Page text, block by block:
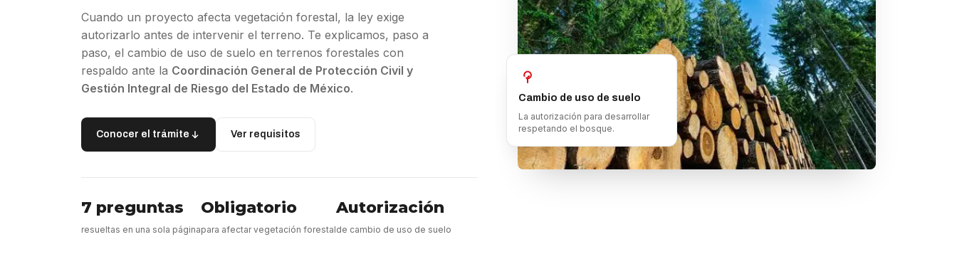
Cuando un proyecto afecta vegetación forestal, la ley exige
autorizarlo antes de intervenir el terreno. Te explicamos, paso a
paso, el cambio de uso de suelo en terrenos forestales con
respaldo ante la Coordinación General de Protección Civil y
Gestión Integral de Riesgo del Estado de México.
Conocer el trámite Ver requisitos
7 preguntas
resueltas en una sola página
Obligatorio
para afectar vegetación forestal
Autorización
de cambio de uso de suelo
Cambio de uso de suelo
La autorización para desarrollar
respetando el bosque.